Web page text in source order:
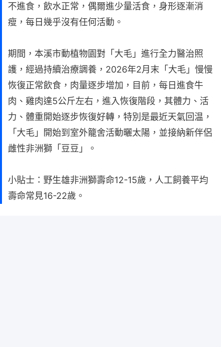
不進食，飲水正常，偶爾進少量活食，身形逐漸消
瘦，每日幾乎沒有任何活動。
期間，本溪市動植物園對「大毛」進行全力醫治照
護，經過持續治療調養，2026年2月末「大毛」慢慢
恢復正常飲食，肉量逐步增加，目前，每日進食牛
肉、雞肉達5公斤左右，進入恢復階段，其體力、活
力、體重開始逐步恢復好轉，特別是最近天氣回温，
「大毛」開始到室外籠舍活動曬太陽，並接納新伴侶
雌性非洲獅「豆豆」。
小貼士：野生雄非洲獅壽命12-15歲，人工飼養平均
壽命常見16-22歲。